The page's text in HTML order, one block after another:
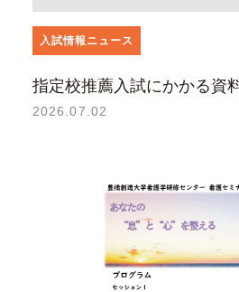
入試情報ニュース
指定校推薦入試にかかる資
2026.07.02